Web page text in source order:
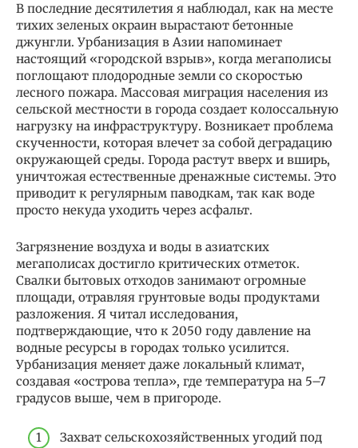
В последние десятилетия я наблюдал, как на месте
тихих зеленых окраин вырастают бетонные
джунгли. Урбанизация в Азии напоминает
настоящий «городской взрыв», когда мегаполисы
поглощают плодородные земли со скоростью
лесного пожара. Массовая миграция населения из
сельской местности в города создает колоссальную
нагрузку на инфраструктуру. Возникает проблема
скученности, которая влечет за собой деградацию
окружающей среды. Города растут вверх и вширь,
уничтожая естественные дренажные системы. Это
приводит к регулярным паводкам, так как воде
просто некуда уходить через асфальт.
Загрязнение воздуха и воды в азиатских
мегаполисах достигло критических отметок.
Свалки бытовых отходов занимают огромные
площади, отравляя грунтовые воды продуктами
разложения. Я читал исследования,
подтверждающие, что к 2050 году давление на
водные ресурсы в городах только усилится.
Урбанизация меняет даже локальный климат,
создавая «острова тепла», где температура на 5–7
градусов выше, чем в пригороде.
Захват сельскохозяйственных угодий под